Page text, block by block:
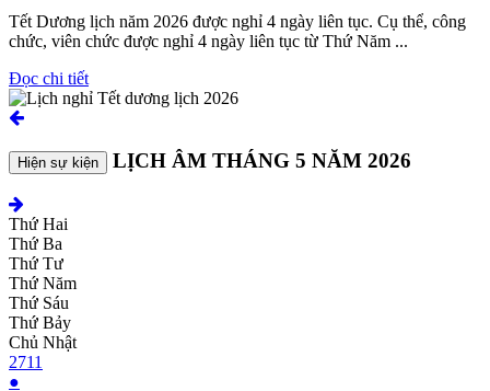
Tết Dương lịch năm 2026 được nghỉ 4 ngày liên tục. Cụ thể, công
chức, viên chức được nghỉ 4 ngày liên tục từ Thứ Năm ...
Đọc chi tiết
Hiện sự kiện LỊCH ÂM THÁNG 5 NĂM 2026
Thứ Hai
Thứ Ba
Thứ Tư
Thứ Năm
Thứ Sáu
Thứ Bảy
Chủ Nhật
2711
●